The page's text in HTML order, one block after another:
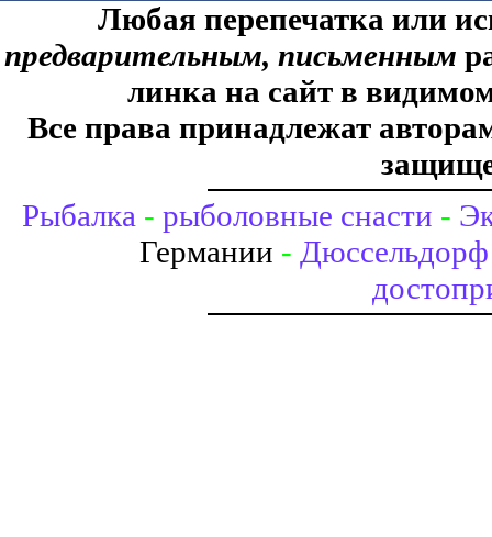
Любая перепечатка или
предварительным, письменным
линка на сайт в
Все права принадлежат
Рыбалка - рыболовные снасти -
Германии - Дюссельдорф